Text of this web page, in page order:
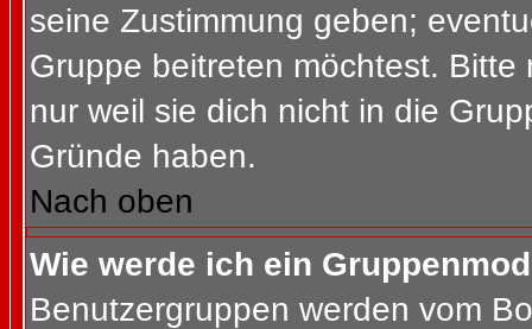
seine Zustimmung geben;
Gruppe beitreten möchtest.
nur weil sie dich nicht in die
Gründe haben.
Nach oben
Wie werde ich ein
Benutzergruppen werden vom